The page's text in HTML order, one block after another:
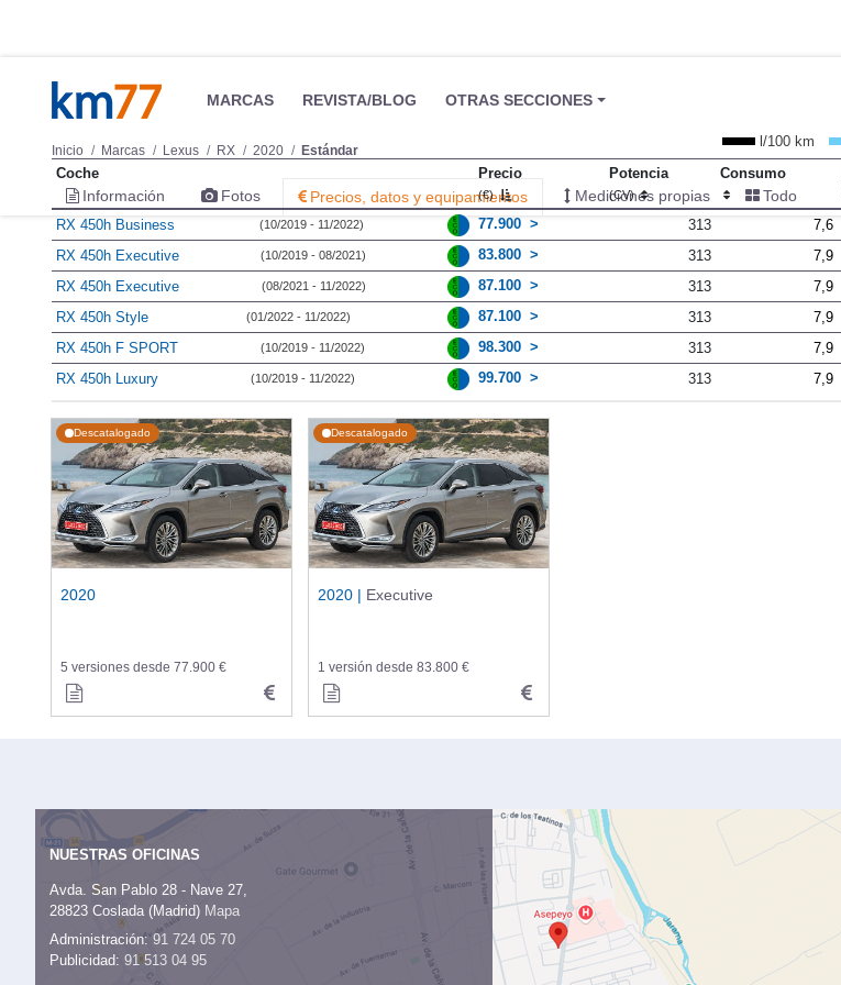
MARCAS REVISTA/BLOG OTRAS SECCIONES
Inicio Marcas Lexus RX 2020 Estándar
Información Fotos Precios, datos y equipamientos Mediciones propias Todo
l/100 km
Coche
Precio
(€)
Potencia
(CV)
Consumo
RX 450h Business (10/2019 - 11/2022) 77.900 313 7,6
RX 450h Executive
(10/2019 - 08/2021) 83.800 313 7,9
RX 450h Executive
(08/2021 - 11/2022) 87.100 313 7,9
RX 450h Style
(01/2022 - 11/2022) 87.100 313 7,9
RX 450h F SPORT
(10/2019 - 11/2022) 98.300 313 7,9
RX 450h Luxury
(10/2019 - 11/2022) 99.700 313 7,9
Descatalogado
2020
5 versiones desde 77.900 €
Descatalogado
2020 | Executive
1 versión desde 83.800 €
NUESTRAS OFICINAS
Avda. San Pablo 28 - Nave 27,
28823 Coslada (Madrid) Mapa
Administración:91 724 05 70
Publicidad: 91 513 04 95